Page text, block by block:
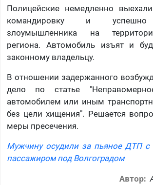
Полицейские немедленно
командировку и успешно
злоумышленника на
региона. Автомобиль изъят и
законному владельцу.
В отношении задержанного
дело по статье
автомобилем или иным
без цели хищения". Решается
меры пресечения.
Мужчину осудили за пьяное ДТП с
пассажиром под Волгоградом
Автор: